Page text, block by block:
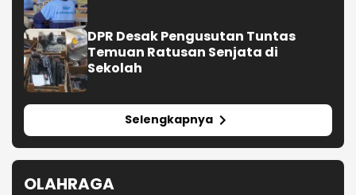
DPR Desak Pengusutan Tuntas
Temuan Ratusan Senjata di
Sekolah
Selengkapnya
OLAHRAGA